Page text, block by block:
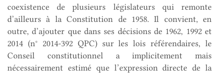
coexistence de plusieurs législateurs qui remonte
d’ailleurs à la Constitution de 1958. Il convient, en
outre, d’ajouter que dans ses décisions de 1962, 1992 et
2014 (n° 2014-392 QPC) sur les lois référendaires, le
Conseil constitutionnel a implicitement mais
nécessairement estimé que l’expression directe de la